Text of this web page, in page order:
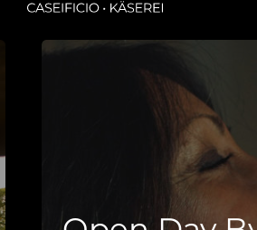
Unternehmen
Produkte
Veranstaltungen und